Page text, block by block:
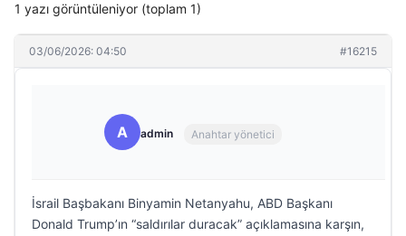
1 yazı görüntüleniyor (toplam 1)
03/06/2026: 04:50 #16215
A admin Anahtar yönetici
İsrail Başbakanı Binyamin Netanyahu, ABD Başkanı
Donald Trump’ın “saldırılar duracak” açıklamasına karşın,